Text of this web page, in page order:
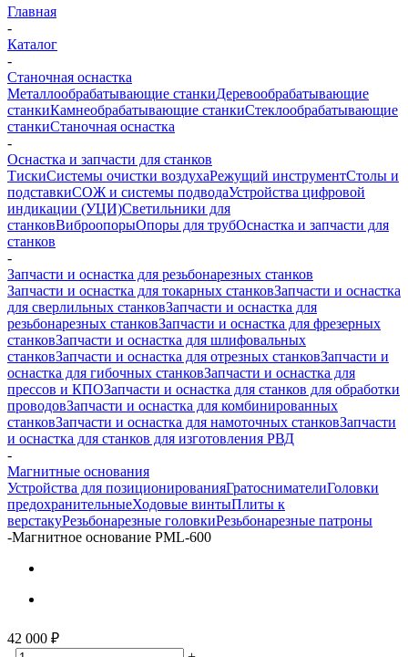
Главная
-
Каталог
-
Станочная оснастка
Металлообрабатывающие станкиДеревообрабатывающие
станкиКамнеобрабатывающие станкиСтеклообрабатывающие
станкиСтаночная оснастка
-
Оснастка и запчасти для станков
ТискиСистемы очистки воздухаРежущий инструментСтолы и
подставкиСОЖ и системы подводаУстройства цифровой
индикации (УЦИ)Светильники для
станковВиброопорыОпоры для трубОснастка и запчасти для
станков
-
Запчасти и оснастка для резьбонарезных станков
Запчасти и оснастка для токарных станковЗапчасти и оснастка
для сверлильных станковЗапчасти и оснастка для
резьбонарезных станковЗапчасти и оснастка для фрезерных
станковЗапчасти и оснастка для шлифовальных
станковЗапчасти и оснастка для отрезных станковЗапчасти и
оснастка для гибочных станковЗапчасти и оснастка для
прессов и КПОЗапчасти и оснастка для станков для обработки
проводовЗапчасти и оснастка для комбинированных
станковЗапчасти и оснастка для намоточных станковЗапчасти
и оснастка для станков для изготовления РВД
-
Магнитные основания
Устройства для позиционированияГратоснимателиГоловки
предохранительныеХодовые винтыПлиты к
верстакуРезьбонарезные головкиРезьбонарезные патроны
-Магнитное основание PML-600
42 000 ₽